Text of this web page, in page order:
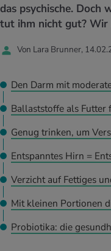
& Intoleranzen
BMI berechnen
Personal Health
THEMEN IM BEREICH
Kalorienverbrauch
Personal Health
THEMEN IM BEREICH
Glücklich sein
Personal Health
Wissen
Mund- &
Personal Health
THEMEN IM BEREICH
Angebote
das psychische. Doch
tut ihm nicht gut? Wir
Von Lara Brunner,
Den Darm mit
Ballaststoffe als Futter
Genug trinken, um
Entspanntes Hirn =
Verzicht auf Fettiges
Mit kleinen Portionen
Probiotika: die